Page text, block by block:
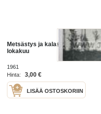
Metsästys ja kalastus 1961 nr 10
lokakuu
1961
Hinta:
3,00 €
LISÄÄ OSTOSKORIIN